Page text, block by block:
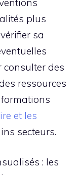
plus
sa
consulter des
ressources
et les
secteurs.
: les